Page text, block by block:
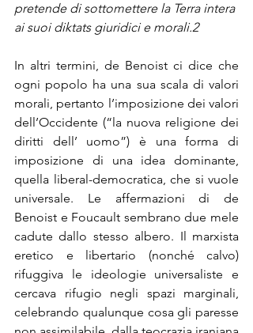
pretende di sottomettere la Terra intera
ai suoi diktats giuridici e morali.2
In altri termini, de Benoist ci dice che
ogni popolo ha una sua scala di valori
morali, pertanto l’imposizione dei valori
dell’Occidente (“la nuova religione dei
diritti dell’ uomo”) è una forma di
imposizione di una idea dominante,
quella liberal-democratica, che si vuole
universale. Le affermazioni di de
Benoist e Foucault sembrano due mele
cadute dallo stesso albero. Il marxista
eretico e libertario (nonché calvo)
rifuggiva le ideologie universaliste e
cercava rifugio negli spazi marginali,
celebrando qualunque cosa gli paresse